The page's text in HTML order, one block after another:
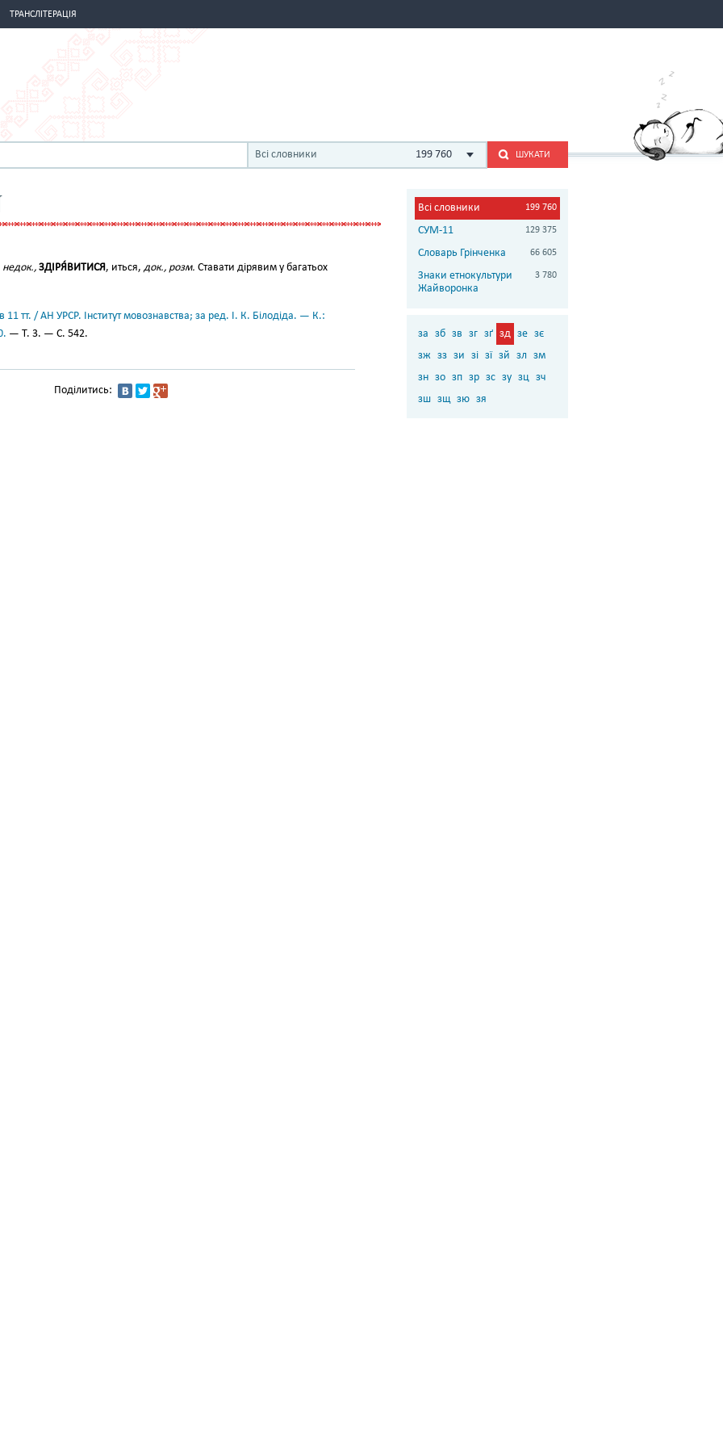
ТРАНСЛІТЕРАЦІЯ
Всі словники 199 760 ШУКАТИ
недок., ЗДІРЯ́ВИТИСЯ, иться, док., розм. Ставати дірявим у багатьох
11 тт. / АН УРСР. Інститут мовознавства; за ред. І. К. Білодіда. — К.:
— Т. 3. — С. 542.
Поділитись:
Всі словники 199 760
СУМ-11 129 375
Словарь Грінченка 66 605
Знаки етнокультури
Жайворонка
3 780
за зб зв зг зґ зд зе зє
зж зз зи зі зї зй зл зм
зн зо зп зр зс зу зц зч
зш зщ зю зя